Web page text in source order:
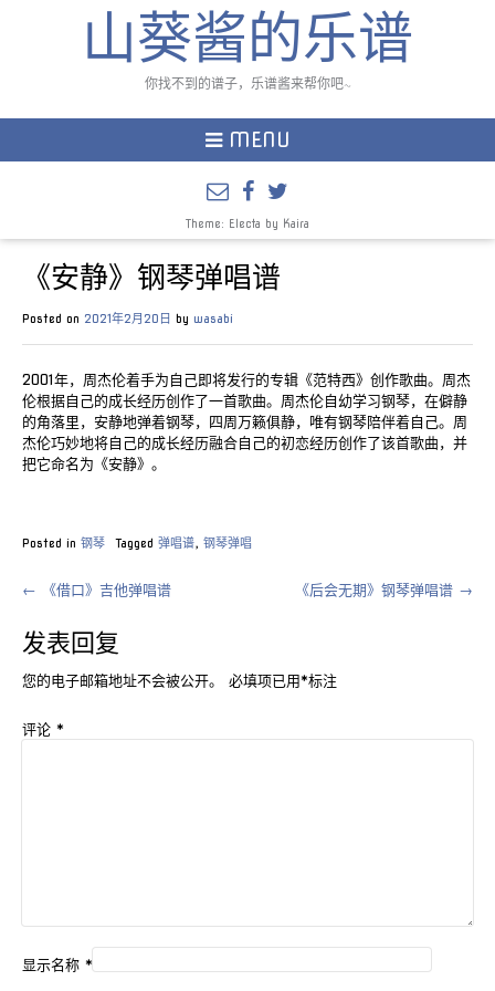
山葵酱的乐谱
你找不到的谱子，乐谱酱来帮你吧~
MENU
Theme: Electa by Kaira
《安静》钢琴弹唱谱
Posted on 2021年2月20日 by wasabi
2001年，周杰伦着手为自己即将发行的专辑《范特西》创作歌曲。周杰
伦根据自己的成长经历创作了一首歌曲。周杰伦自幼学习钢琴，在僻静
的角落里，安静地弹着钢琴，四周万籁俱静，唯有钢琴陪伴着自己。周
杰伦巧妙地将自己的成长经历融合自己的初恋经历创作了该首歌曲，并
把它命名为《安静》。
Posted in 钢琴 Tagged 弹唱谱, 钢琴弹唱
Post
navigation
← 《借口》吉他弹唱谱 《后会无期》钢琴弹唱谱 →
发表回复
您的电子邮箱地址不会被公开。 必填项已用*标注
评论 *
显示名称 *